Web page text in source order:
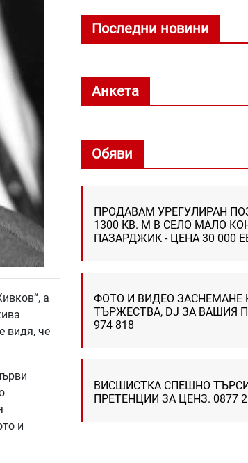
а
видя, че
и
Последни новини
Анкета
Обяви
ПРОДАВАМ УРЕГУЛИРАН
1300 КВ. М В СЕЛО МАЛО
ПАЗАРДЖИК - ЦЕНА 30 000
ФОТО И ВИДЕО ЗАСНЕМАНЕ
ТЪРЖЕСТВА, DJ ЗА ВАШИЯ
974 818
ВИСШИСТКА СПЕШНО ТЪРСИ
ПРЕТЕНЦИИ ЗА ЦЕНЗ. 0877